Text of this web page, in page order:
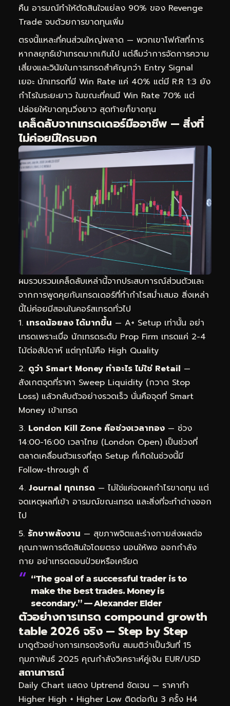
คืน อารมณ์ทำให้ตัดสินใจแย่ลง 90% ของ Revenge
Trade จบด้วยการขาดทุนเพิ่ม
ตรงนี้แหละที่คนส่วนใหญ่พลาด — พวกเขาโฟกัสที่การ
หากลยุทธ์เข้าเทรดมากเกินไป แต่ลืมว่าการจัดการความ
เสี่ยงและวินัยในการเทรดสำคัญกว่า Entry Signal
เยอะ นักเทรดที่มี Win Rate แค่ 40% แต่มี R:R 1:3 ยัง
กำไรในระยะยาว ในขณะที่คนมี Win Rate 70% แต่
ปล่อยให้ขาดทุนวิ่งยาว สุดท้ายก็ขาดทุน
เคล็ดลับจากเทรดเดอร์มืออาชีพ — สิ่งที่
ไม่ค่อยมีใครบอก
ผมรวบรวมเคล็ดลับเหล่านี้จากประสบการณ์ส่วนตัวและ
จากการพูดคุยกับเทรดเดอร์ที่ทำกำไรสม่ำเสมอ สิ่งเหล่า
นี้ไม่ค่อยมีสอนในคอร์สเทรดทั่วไป
เทรดน้อยลง ได้มากขึ้น — A+ Setup เท่านั้น อย่า
เทรดเพราะเบื่อ นักเทรดระดับ Prop Firm เทรดแค่ 2-4
ไม้ต่อสัปดาห์ แต่ทุกไม้คือ High Quality
ดูว่า Smart Money ทำอะไร ไม่ใช่ Retail —
สังเกตจุดที่ราคา Sweep Liquidity (กวาด Stop
Loss) แล้วกลับตัวอย่างรวดเร็ว นั่นคือจุดที่ Smart
Money เข้าเทรด
London Kill Zone คือช่วงเวลาทอง — ช่วง
14:00-16:00 เวลาไทย (London Open) เป็นช่วงที่
ตลาดเคลื่อนตัวแรงที่สุด Setup ที่เกิดในช่วงนี้มี
Follow-through ดี
Journal ทุกเทรด — ไม่ใช่แค่จดผลกำไรขาดทุน แต่
จดเหตุผลที่เข้า อารมณ์ขณะเทรด และสิ่งที่จะทำต่างออก
ไป
รักษาพลังงาน — สุขภาพจิตและร่างกายส่งผลต่อ
คุณภาพการตัดสินใจโดยตรง นอนให้พอ ออกกำลัง
กาย อย่าเทรดตอนป่วยหรือเครียด
“The goal of a successful trader is to
make the best trades. Money is
secondary.” — Alexander Elder
ตัวอย่างการเทรด compound growth
table 2026 จริง — Step by Step
มาดูตัวอย่างการเทรดจริงกัน สมมติว่าเป็นวันที่ 15
กุมภาพันธ์ 2025 คุณกำลังวิเคราะห์คู่เงิน EUR/USD
สถานการณ์
Daily Chart แสดง Uptrend ชัดเจน — ราคาทำ
Higher High + Higher Low ติดต่อกัน 3 ครั้ง H4